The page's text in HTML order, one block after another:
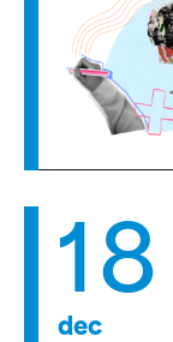
18
dec